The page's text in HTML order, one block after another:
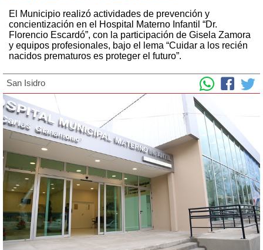
El Municipio realizó actividades de prevención y
concientización en el Hospital Materno Infantil “Dr.
Florencio Escardó”, con la participación de Gisela Zamora
y equipos profesionales, bajo el lema “Cuidar a los recién
nacidos prematuros es proteger el futuro”.
San Isidro